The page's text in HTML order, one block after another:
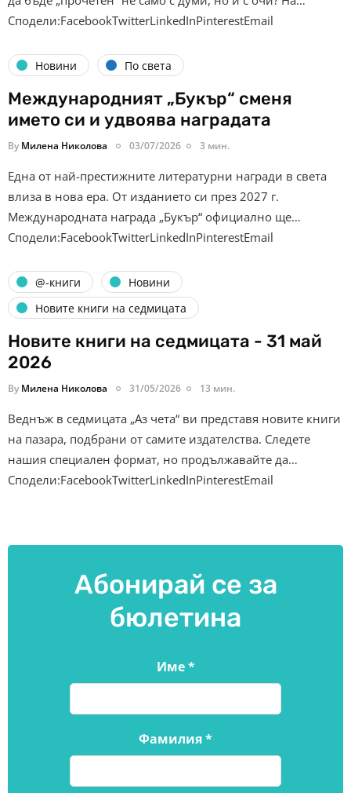
Сподели:FacebookTwitterLinkedInPinterestEmail
Новини По света
Международният „Букър“ сменя
името си и удвоява наградата
By Милена Николова 03/07/2026 3 мин.
Една от най-престижните литературни награди в света
влиза в нова ера. От изданието си през 2027 г.
Международната награда „Букър“ официално ще…
Сподели:FacebookTwitterLinkedInPinterestEmail
@-книги
Новини
Новите книги на седмицата
Новите книги на седмицата - 31 май
2026
By Милена Николова 31/05/2026 13 мин.
Веднъж в седмицата „Аз чета“ ви представя новите книги
на пазара, подбрани от самите издателства. Следете
нашия специален формат, но продължавайте да…
Сподели:FacebookTwitterLinkedInPinterestEmail
Абонирай се за
бюлетина
Име*
Фамилия*